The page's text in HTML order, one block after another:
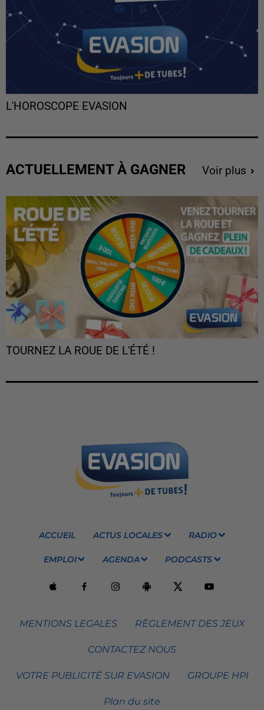
L'HOROSCOPE EVASION
ACTUELLEMENT À GAGNER Voir plus
TOURNEZ LA ROUE DE L'ÉTÉ !
ACCUEIL ACTUS LOCALES RADIO
EMPLOI AGENDA PODCASTS
MENTIONS LEGALES RÈGLEMENT DES JEUX
CONTACTEZ NOUS
VOTRE PUBLICITÉ SUR EVASION GROUPE HPI
Plan du site